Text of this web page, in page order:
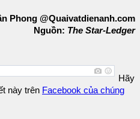
Phong @Quaivatdienanh.com
Nguồn: The Star-Ledger
Hãy
này trên Facebook của chúng